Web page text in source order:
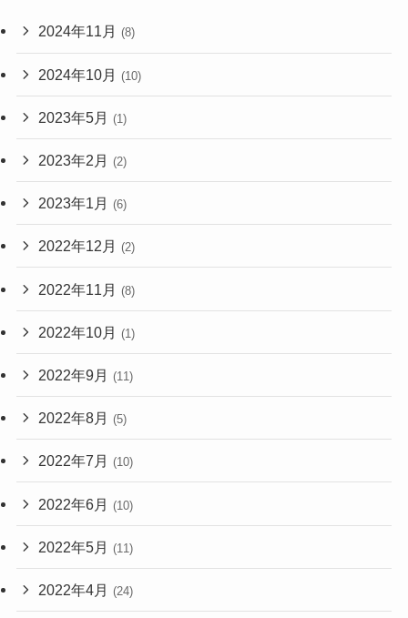
2024年11月 (8)
2024年10月 (10)
2023年5月 (1)
2023年2月 (2)
2023年1月 (6)
2022年12月 (2)
2022年11月 (8)
2022年10月 (1)
2022年9月 (11)
2022年8月 (5)
2022年7月 (10)
2022年6月 (10)
2022年5月 (11)
2022年4月 (24)